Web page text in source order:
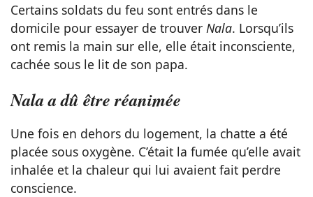
Certains soldats du feu sont entrés dans le
domicile pour essayer de trouver Nala. Lorsqu’ils
ont remis la main sur elle, elle était inconsciente,
cachée sous le lit de son papa.
Nala a dû être réanimée
Une fois en dehors du logement, la chatte a été
placée sous oxygène. C’était la fumée qu’elle avait
inhalée et la chaleur qui lui avaient fait perdre
conscience.